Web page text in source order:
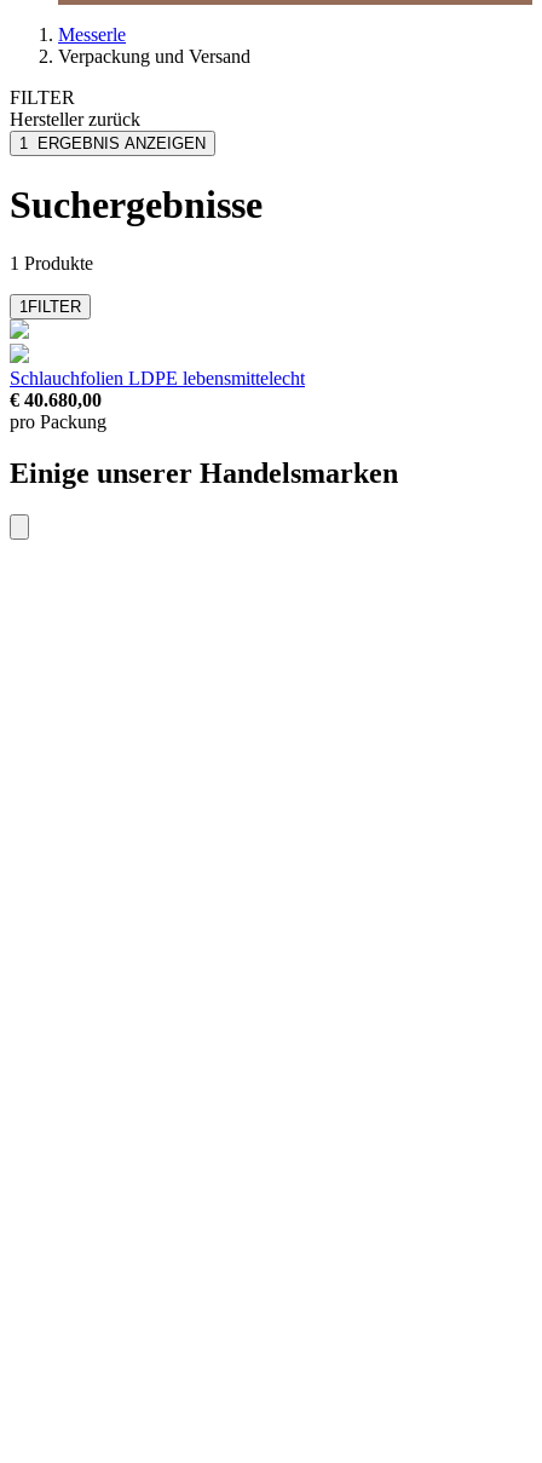
Messerle
Verpackung und Versand
FILTER
Herstellerzurück
MESSERLE
1 ERGEBNIS ANZEIGEN
Suchergebnisse
1 Produkte
1FILTER
Schlauchfolien LDPE lebensmittelecht
€ 40.680,00
pro Packung
Einige unserer Handelsmarken